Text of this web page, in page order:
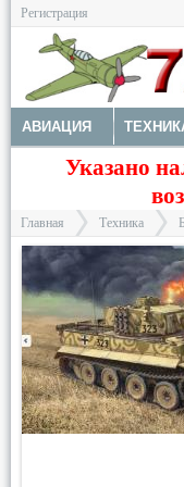
Регистрация
АВИАЦИЯ
МОТОТЕХНИКА
Указано
Главная
>
Техника
>